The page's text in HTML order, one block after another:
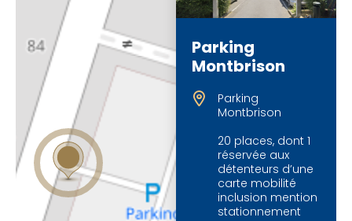
Parking
Montbrison
Parking
Montbrison
20 places, dont 1
réservée aux
détenteurs d’une
carte mobilité
inclusion mention
stationnement